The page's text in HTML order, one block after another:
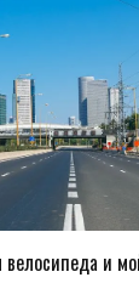
и